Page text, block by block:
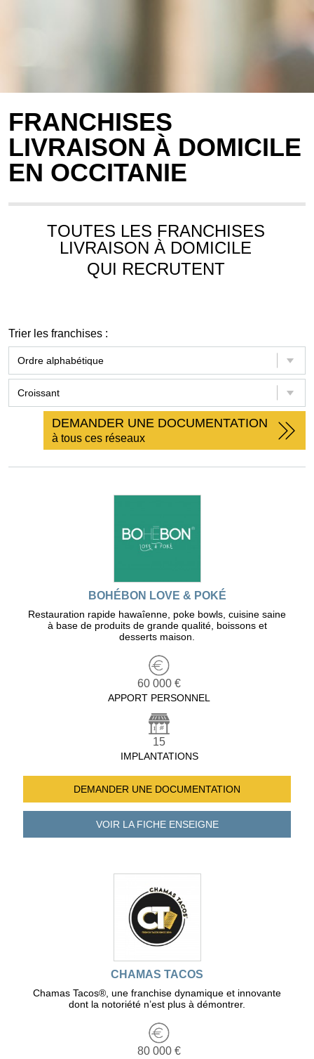
FRANCHISES
LIVRAISON À DOMICILE
EN OCCITANIE
TOUTES LES FRANCHISES
LIVRAISON À DOMICILE
QUI RECRUTENT
Trier les franchises :
DEMANDER UNE DOCUMENTATION
à tous ces réseaux
BOHÉBON LOVE & POKÉ
Restauration rapide hawaîenne, poke bowls, cuisine saine
à base de produits de grande qualité, boissons et
desserts maison.
60 000 €
APPORT PERSONNEL
15
IMPLANTATIONS
DEMANDER UNE DOCUMENTATION
VOIR LA FICHEENSEIGNE
CHAMAS TACOS
Chamas Tacos®️, une franchise dynamique et innovante
dont la notoriété n’est plus à démontrer.
80 000 €